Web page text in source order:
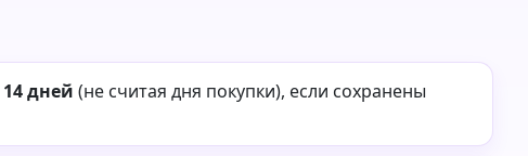
14 дней (не считая дня покупки), если сохранены